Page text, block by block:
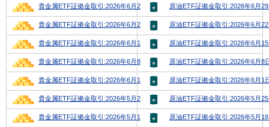
貴金属ETF証拠金取引:2026年6月29日号 原油ETF証拠金取引:2026年6月
貴金属ETF証拠金取引:2026年6月22日号 原油ETF証拠金取引:2026年6月
貴金属ETF証拠金取引:2026年6月15日号 原油ETF証拠金取引:2026年6月
貴金属ETF証拠金取引:2026年6月8日号 原油ETF証拠金取引:2026年6月8
貴金属ETF証拠金取引:2026年6月1日号 原油ETF証拠金取引:2026年6月1
貴金属ETF証拠金取引:2026年5月25日号 原油ETF証拠金取引:2026年5月
貴金属ETF証拠金取引:2026年5月18日号 原油ETF証拠金取引:2026年5月